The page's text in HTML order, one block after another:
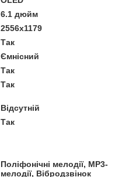
6.1 дюйм
2556x1179
Так
Ємнісний
Так
Так
Відсутній
Так
Поліфонічні мелодії, MP3-
мелодії, Вібродзвінок